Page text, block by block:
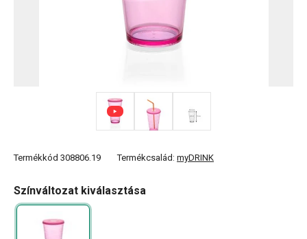
Termékkód 308806.19 Termékcsalád: myDRINK
Színváltozat kiválasztása